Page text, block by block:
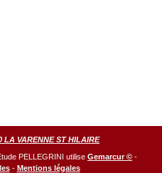
LA VARENNE ST HILAIRE
PELLEGRINI utilise Gemarcur © -
- Mentions légales